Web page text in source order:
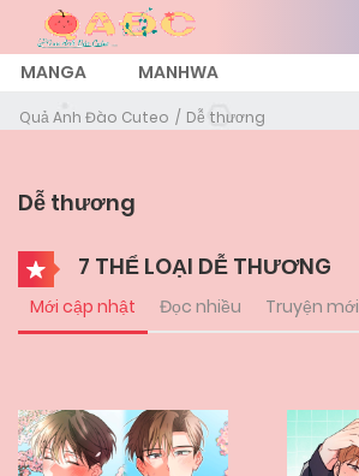
MANGA MANHWA
Quả Anh Đào Cuteo Dễ thương
Dễ thương
7 THỂ LOẠI DỄ THƯƠNG
Mới cập nhật Đọc nhiều Truyện mới